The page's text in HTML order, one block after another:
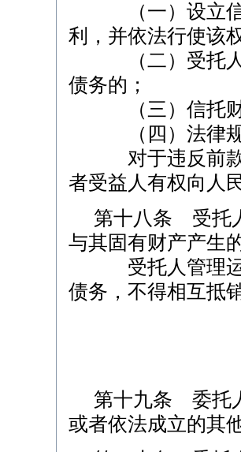
（一）设立信托
利，并依法行使该
（二）受托人处
债务的；
（三）信托财
（四）法律规
对于违反前款规
者受益人有权向人
第十八条 受托
与其固有财产产生
受托人管理运用
债务，不得相互抵
第十九条 委托
或者依法成立的其